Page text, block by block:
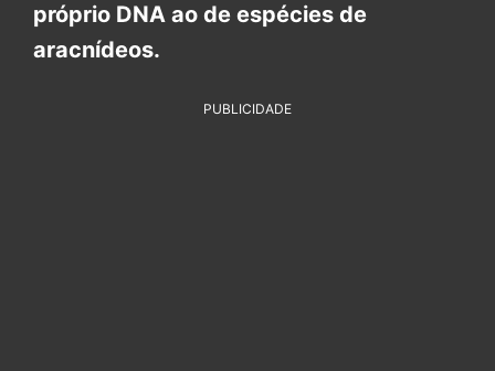
próprio DNA ao de espécies de
aracnídeos.
PUBLICIDADE